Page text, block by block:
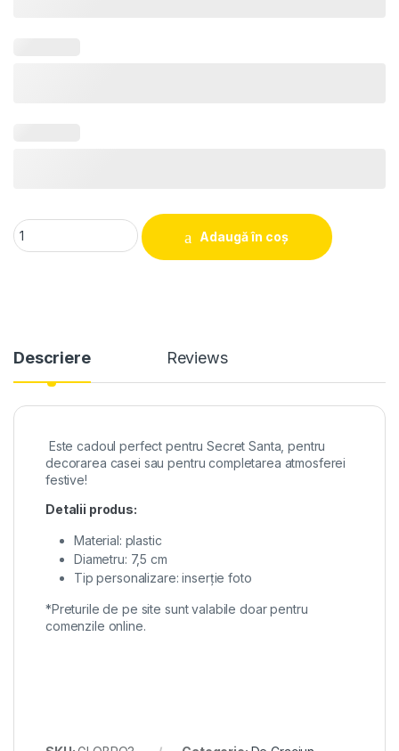
Glob personalizat rosu 3 quantity
Adaugă în coș
Descriere Reviews
Este cadoul perfect pentru Secret Santa, pentru
decorarea casei sau pentru completarea atmosferei
festive!
Detalii produs:
Material: plastic
Diametru: 7,5 cm
Tip personalizare: inserție foto
*Preturile de pe site sunt valabile doar pentru
comenzile online.